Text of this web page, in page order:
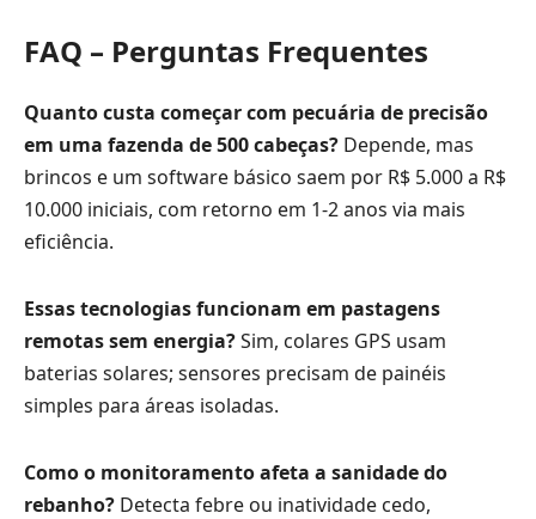
FAQ – Perguntas Frequentes
Quanto custa começar com pecuária de precisão
em uma fazenda de 500 cabeças? Depende, mas
brincos e um software básico saem por R$ 5.000 a R$
10.000 iniciais, com retorno em 1-2 anos via mais
eficiência.
Essas tecnologias funcionam em pastagens
remotas sem energia?Sim, colares GPS usam
baterias solares; sensores precisam de painéis
simples para áreas isoladas.
Como o monitoramento afeta a sanidade do
rebanho? Detecta febre ou inatividade cedo,